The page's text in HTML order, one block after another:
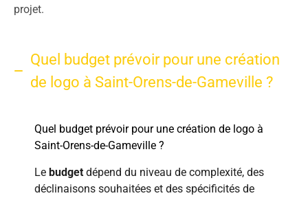
projet.
Quel budget prévoir pour une création
de logo à Saint-Orens-de-Gameville ?
Quel budget prévoir pour une création de logo à
Saint-Orens-de-Gameville ?
Le budget dépend du niveau de complexité, des
déclinaisons souhaitées et des spécificités de